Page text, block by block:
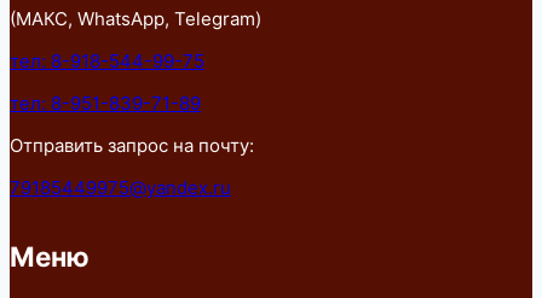
(МАКС, WhatsApp, Telegram)
тел: 8-918-544-99-75
тел: 8-951-839-71-89
Отправить запрос на почту:
79185449975@yandex.ru
Меню